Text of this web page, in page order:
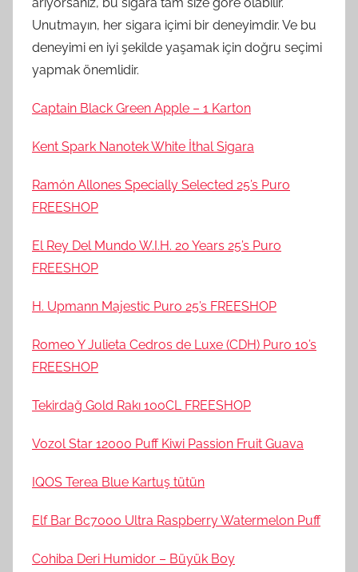
Unutmayın, her sigara içimi bir deneyimdir. Ve bu
deneyimi en iyi şekilde yaşamak için doğru seçimi
yapmak önemlidir.
Captain Black Green Apple – 1 Karton
Kent Spark Nanotek White İthal Sigara
Ramón Allones Specially Selected 25’s Puro
FREESHOP
El Rey Del Mundo W.I.H. 20 Years 25’s Puro
FREESHOP
H. Upmann Majestic Puro 25’s FREESHOP
Romeo Y Julieta Cedros de Luxe (CDH) Puro 10’s
FREESHOP
Tekirdağ Gold Rakı 100CL FREESHOP
Vozol Star 12000 Puff Kiwi Passion Fruit Guava
IQOS Terea Blue Kartuş tütün
Elf Bar Bc7000 Ultra Raspberry Watermelon Puff
Cohiba Deri Humidor – Büyük Boy